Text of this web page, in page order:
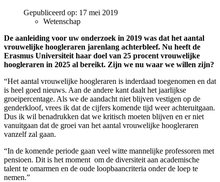
Gepubliceerd op: 17 mei 2019
Wetenschap
De aanleiding voor uw onderzoek in 2019 was dat het aantal
vrouwelijke hoogleraren jarenlang achterbleef. Nu heeft de
Erasmus Universiteit haar doel van 25 procent vrouwelijke
hoogleraren in 2025 al bereikt. Zijn we nu waar we willen zijn?
“Het aantal vrouwelijke hoogleraren is inderdaad toegenomen en dat
is heel goed nieuws. Aan de andere kant daalt het jaarlijkse
groeipercentage. Als we de aandacht niet blijven vestigen op de
genderkloof, vrees ik dat de cijfers komende tijd weer achteruitgaan.
Dus ik wil benadrukken dat we kritisch moeten blijven en er niet
vanuitgaan dat de groei van het aantal vrouwelijke hoogleraren
vanzelf zal gaan.
“In de komende periode gaan veel witte mannelijke professoren met
pensioen. Dit is het moment om de diversiteit aan academische
talent te omarmen en de oude loopbaancriteria onder de loep te
nemen.”